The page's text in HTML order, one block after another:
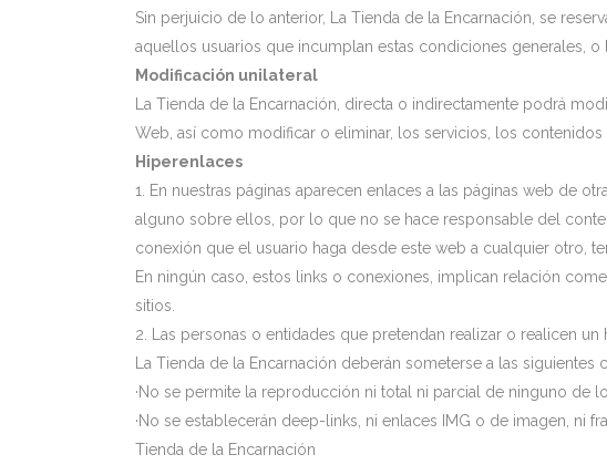
Sin perjuicio de lo anterior, La Tienda de la Encarnación, se
aquellos usuarios que incumplan estas condiciones generales,
Modificación unilateral
La Tienda de la Encarnación, directa o indirectamente podrá
Web, así como modificar o eliminar, los servicios, los
Hiperenlaces
1. En nuestras páginas aparecen enlaces a las páginas web de
alguno sobre ellos, por lo que no se hace responsable del
conexión que el usuario haga desde este web a cualquier otro,
En ningún caso, estos links o conexiones, implican relación
sitios.
2. Las personas o entidades que pretendan realizar o realicen
La Tienda de la Encarnación deberán someterse a las siguientes
·No se permite la reproducción ni total ni parcial de ninguno de
·No se establecerán deep-links, ni enlaces IMG o de imagen, ni
Tienda de la Encarnación